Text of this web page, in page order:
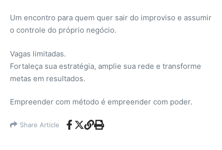
Um encontro para quem quer sair do improviso e assumir
o controle do próprio negócio.
Vagas limitadas.
Fortaleça sua estratégia, amplie sua rede e transforme
metas em resultados.
Empreender com método é empreender com poder.
Share Article